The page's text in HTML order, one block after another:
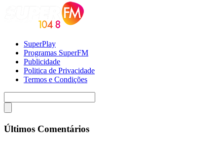
SuperPlay
Programas SuperFM
Publicidade
Politica de Privacidade
Termos e Condições
Últimos Comentários